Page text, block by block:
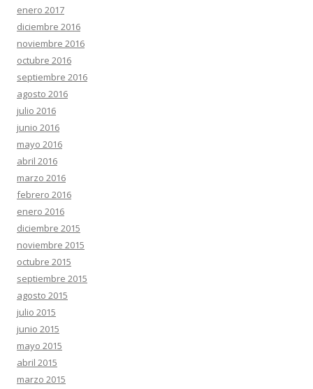
enero 2017
diciembre 2016
noviembre 2016
octubre 2016
septiembre 2016
agosto 2016
julio 2016
junio 2016
mayo 2016
abril 2016
marzo 2016
febrero 2016
enero 2016
diciembre 2015
noviembre 2015
octubre 2015
septiembre 2015
agosto 2015
julio 2015
junio 2015
mayo 2015
abril 2015
marzo 2015